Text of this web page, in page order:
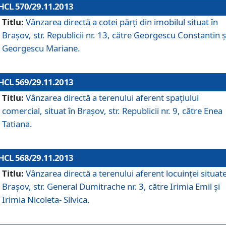
570/29.11.2013
Titlu: Vânzarea directă a cotei părţi din imobilul situat în
Braşov, str. Republicii nr. 13, către Georgescu Constantin
Georgescu Mariane.
569/29.11.2013
Titlu: Vânzarea directă a terenului aferent spaţiului
comercial, situat în Braşov, str. Republicii nr. 9, către Enea
Tatiana.
568/29.11.2013
Titlu: Vânzarea directă a terenului aferent locuinţei
Braşov, str. General Dumitrache nr. 3, către Irimia Emil şi
Irimia Nicoleta- Silvica.